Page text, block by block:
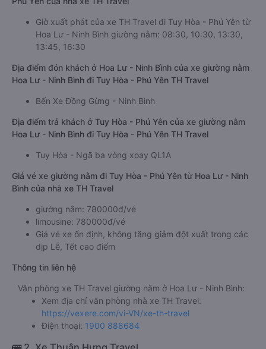
Giờ xuất phát của xe TH Travel đi Tuy Hòa - Phú Yên từ
Hoa Lư - Ninh Bình giường nằm: 08:30, 10:30, 13:30,
13:45, 16:30
Địa điểm đón khách ở Hoa Lư - Ninh Bình của xe giường nằm
Hoa Lư - Ninh Bình đi Tuy Hòa - Phú Yên TH Travel
Bến Xe Đồng Gừng - Ninh Bình
Địa điểm trả khách ở Tuy Hòa - Phú Yên của xe giường nằm
Hoa Lư - Ninh Bình đi Tuy Hòa - Phú Yên TH Travel
Tuy Hòa - Ngã ba vòng xoay QL1A
Giá vé xe giường nằm đi Tuy Hòa - Phú Yên từ Hoa Lư - Ninh
Bình của nhà xe TH Travel
giường nằm: 780000đ/vé
limousine: 780000đ/vé
Giá vé xe ổn định, không tăng giảm đột xuất trong các
dịp Lễ, Tết cao điểm
Thông tin liên hệ
Văn phòng xe TH Travel giường nằm ở Hoa Lư - Ninh Bình:
Xem địa chỉ văn phòng nhà xe TH Travel:
https://vexere.com/vi-VN/xe-th-travel
Điện thoại: 1900 888684